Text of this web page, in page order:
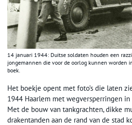
14 januari 1944: Duitse soldaten houden een
jongemannen die voor de oorlog kunnen worden
boek.
Het boekje opent met foto’s die laten
1944 Haarlem met wegversperringen
Met de bouw van tankgrachten, dikke
drakentanden aan de rand van de stad